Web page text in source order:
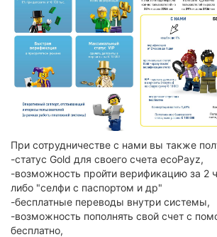
При сотрудничестве с нами вы также
-статус Gold для своего счета ecoPayz,
-возможность пройти верификацию за 2
либо "селфи с паспортом и др"
-бесплатные переводы внутри системы,
-возможность пополнять свой счет с
бесплатно,